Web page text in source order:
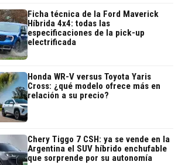
Ficha técnica de la Ford Maverick
Híbrida 4x4: todas las
especificaciones de la pick-up
electrificada
Honda WR-V versus Toyota Yaris
Cross: ¿qué modelo ofrece más en
relación a su precio?
Chery Tiggo 7 CSH: ya se vende en la
Argentina el SUV híbrido enchufable
que sorprende por su autonomía